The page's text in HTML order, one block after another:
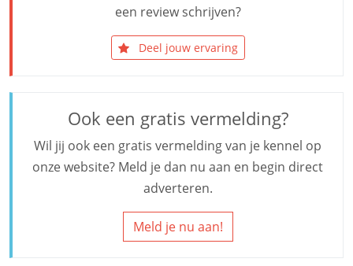
een review schrijven?
Deel jouw ervaring
Ook een gratis vermelding?
Wil jij ook een gratis vermelding van je kennel op
onze website? Meld je dan nu aan en begin direct
adverteren.
Meld je nu aan!